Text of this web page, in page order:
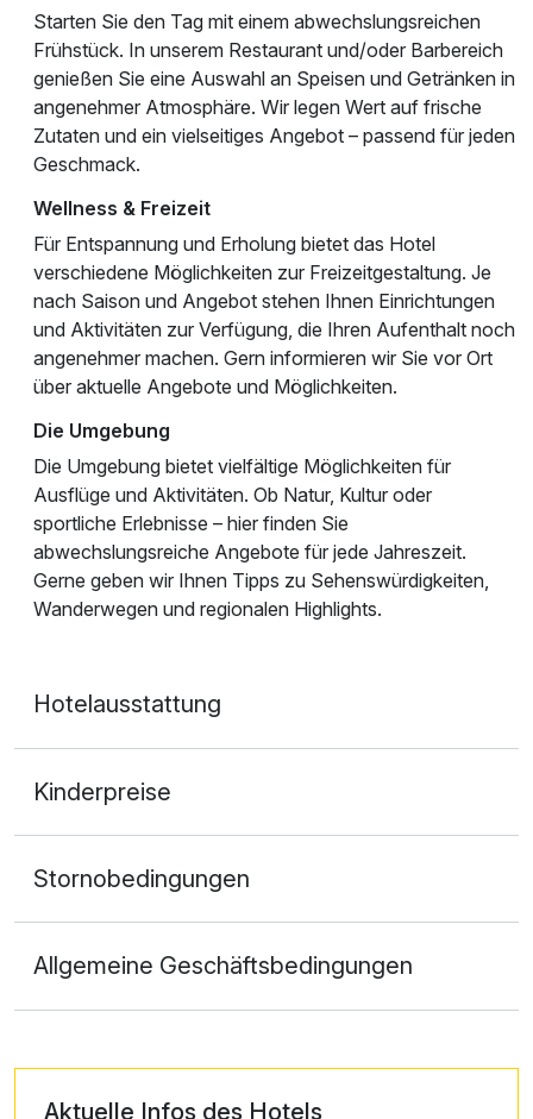
Starten Sie den Tag mit einem abwechslungsreichen
Frühstück. In unserem Restaurant und/oder Barbereich
genießen Sie eine Auswahl an Speisen und Getränken in
angenehmer Atmosphäre. Wir legen Wert auf frische
Zutaten und ein vielseitiges Angebot – passend für jeden
Geschmack.
Wellness & Freizeit
Für Entspannung und Erholung bietet das Hotel
verschiedene Möglichkeiten zur Freizeitgestaltung. Je
nach Saison und Angebot stehen Ihnen Einrichtungen
und Aktivitäten zur Verfügung, die Ihren Aufenthalt noch
angenehmer machen. Gern informieren wir Sie vor Ort
über aktuelle Angebote und Möglichkeiten.
Die Umgebung
Die Umgebung bietet vielfältige Möglichkeiten für
Ausflüge und Aktivitäten. Ob Natur, Kultur oder
sportliche Erlebnisse – hier finden Sie
abwechslungsreiche Angebote für jede Jahreszeit.
Gerne geben wir Ihnen Tipps zu Sehenswürdigkeiten,
Wanderwegen und regionalen Highlights.
Hotelausstattung
Kinderpreise
Stornobedingungen
Allgemeine Geschäftsbedingungen
Aktuelle Infos des Hotels